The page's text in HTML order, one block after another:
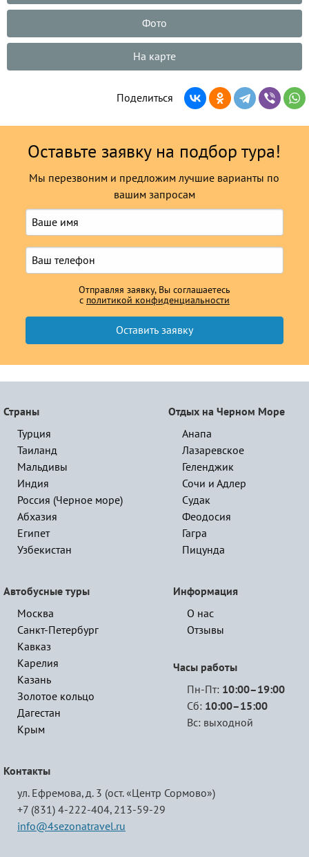
Фото
На карте
Поделиться
Оставьте заявку на подбор тура!
Мы перезвоним и предложим лучшие варианты по
вашим запросам
Отправляя заявку, Вы соглашаетесь
с политикой конфиденциальности
Страны
Турция
Таиланд
Мальдивы
Индия
Россия (Черное море)
Абхазия
Египет
Узбекистан
Отдых на Черном Море
Анапа
Лазаревское
Геленджик
Сочи и Адлер
Судак
Феодосия
Гагра
Пицунда
Автобусные туры
Москва
Санкт-Петербург
Кавказ
Карелия
Казань
Золотое кольцо
Дагестан
Крым
Информация
О нас
Отзывы
Часы работы
Пн-Пт: 10:00–19:00
Сб: 10:00–15:00
Вс: выходной
Контакты
ул. Ефремова, д. 3 (ост. «Центр Сормово»)
+7 (831) 4-222-404, 213-59-29
info@4sezonatravel.ru